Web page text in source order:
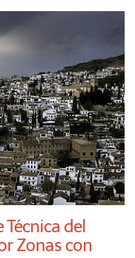
del
Zonas con